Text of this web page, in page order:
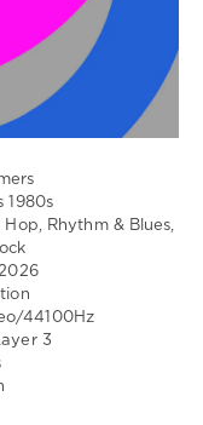
1980s
Rhythm & Blues,
44100Hz
3